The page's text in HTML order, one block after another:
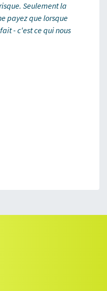
Seulement la
payez que lorsque
- c'est ce qui nous